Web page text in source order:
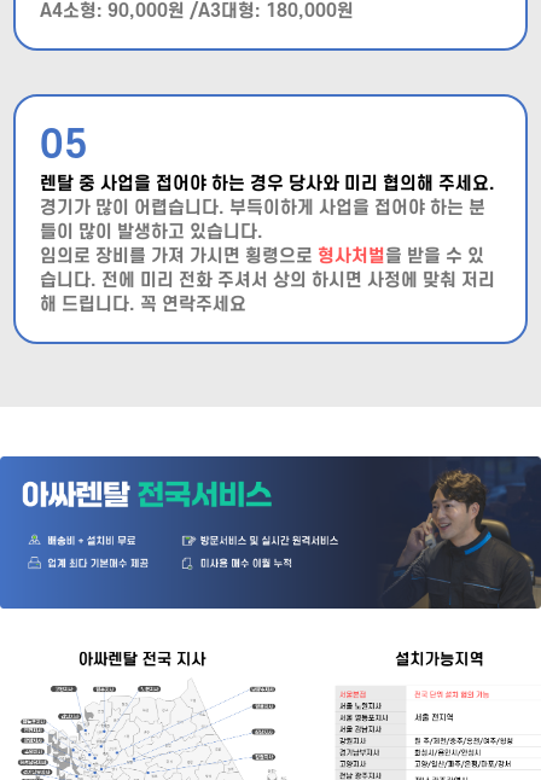
A4소형: 90,000원 /A3대형: 180,000원
05
렌탈 중 사업을 접어야 하는 경우 당사와 미리 협의해 주세요.
경기가 많이 어렵습니다. 부득이하게 사업을 접어야 하는 분
들이 많이 발생하고 있습니다.
임의로 장비를 가져 가시면 횡령으로 형사처벌을 받을 수 있
습니다. 전에 미리 전화 주셔서 상의 하시면 사정에 맞춰 저리
해 드립니다. 꼭 연락주세요